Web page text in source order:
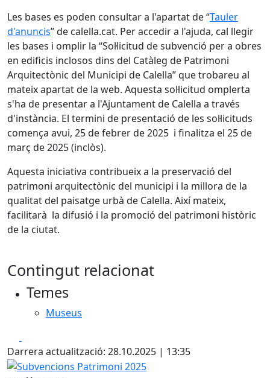
Les bases es poden consultar a l'apartat de “Tauler
d'anuncis” de calella.cat. Per accedir a l'ajuda, cal llegir
les bases i omplir la “Sol·licitud de subvenció per a obres
en edificis inclosos dins del Catàleg de Patrimoni
Arquitectònic del Municipi de Calella” que trobareu al
mateix apartat de la web. Aquesta sol·licitud omplerta
s'ha de presentar a l'Ajuntament de Calella a través
d'instància. El termini de presentació de les sol·licituds
comença avui, 25 de febrer de 2025 i finalitza el 25 de
març de 2025 (inclòs).
Aquesta iniciativa contribueix a la preservació del
patrimoni arquitectònic del municipi i la millora de la
qualitat del paisatge urbà de Calella. Així mateix,
facilitarà la difusió i la promoció del patrimoni històric
de la ciutat.
Contingut relacionat
Temes
Museus
Darrera actualització: 28.10.2025 | 13:35
Subvencions Patrimoni 2025